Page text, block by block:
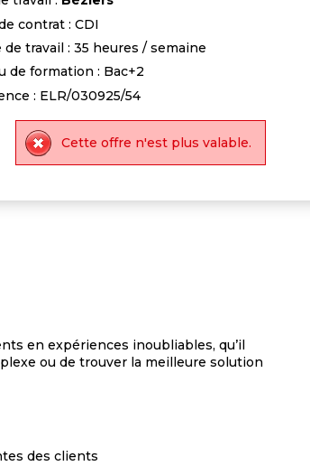
contrat : CDI
de travail : 35 heures / semaine
de formation : Bac+2
: ELR/030925/54
Cette offre n'est plus valable.
en expériences inoubliables, qu’il
ou de trouver la meilleure solution
des clients